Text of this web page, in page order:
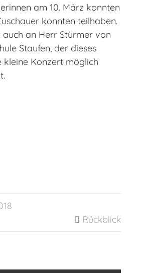
am 10. März konnten
konnten teilhaben.
auch an Herr Stürmer von
Staufen, der dieses
kleine Konzert möglich
 Rückblick